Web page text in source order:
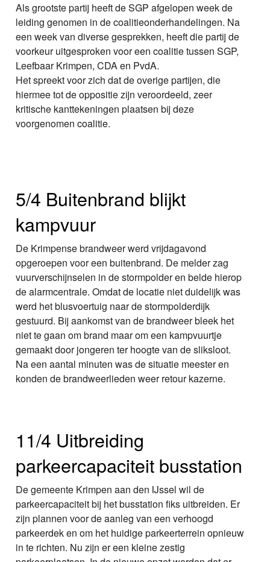
Als grootste partij heeft de SGP afgelopen week de
leiding genomen in de coalitieonderhandelingen. Na
een week van diverse gesprekken, heeft die partij de
voorkeur uitgesproken voor een coalitie tussen SGP,
Leefbaar Krimpen, CDA en PvdA.
Het spreekt voor zich dat de overige partijen, die
hiermee tot de oppositie zijn veroordeeld, zeer
kritische kanttekeningen plaatsen bij deze
voorgenomen coalitie.
5/4 Buitenbrand blijkt
kampvuur
De Krimpense brandweer werd vrijdagavond
opgeroepen voor een buitenbrand. De melder zag
vuurverschijnselen in de stormpolder en belde hierop
de alarmcentrale. Omdat de locatie niet duidelijk was
werd het blusvoertuig naar de stormpolderdijk
gestuurd. Bij aankomst van de brandweer bleek het
niet te gaan om brand maar om een kampvuurtje
gemaakt door jongeren ter hoogte van de sliksloot.
Na een aantal minuten was de situatie meester en
konden de brandweerlieden weer retour kazerne.
11/4 Uitbreiding
parkeercapaciteit busstation
De gemeente Krimpen aan den IJssel wil de
parkeercapaciteit bij het busstation fiks uitbreiden. Er
zijn plannen voor de aanleg van een verhoogd
parkeerdek en om het huidige parkeerterrein opnieuw
in te richten. Nu zijn er een kleine zestig